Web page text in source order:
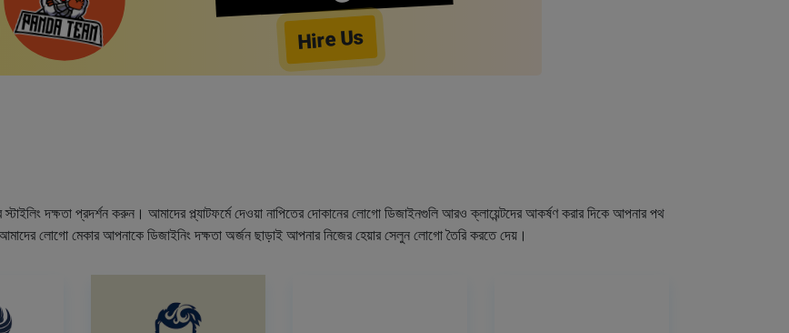
Hire Us
দক্ষতা প্রদর্শন করুন। আমাদের প্ল্যাটফর্মে দেওয়া নাপিতের দোকানের লোগো ডিজাইনগুলি আরও ক্লায়েন্টদের আকর্ষণ করার দিকে আপনার পথ
লোগো মেকার আপনাকে ডিজাইনিং দক্ষতা অর্জন ছাড়াই আপনার নিজের হেয়ার সেলুন লোগো তৈরি করতে দেয়।